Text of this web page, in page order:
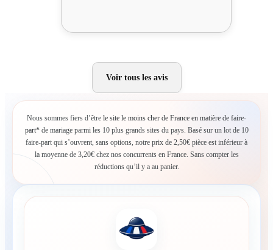
Voir tous les avis
Nous sommes fiers d’être le site le moins cher de France en matière de faire-
part*de mariage parmi les 10 plus grands sites du pays. Basé sur un lot de 10
faire-part qui s’ouvrent, sans options, notre prix de 2,50€ pièce est inférieur à
la moyenne de 3,20€ chez nos concurrents en France. Sans compter les
réductions qu’il y a au panier.